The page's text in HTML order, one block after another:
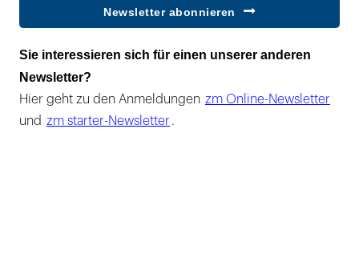
Newsletter abonnieren
Sie interessieren sich für einen unserer anderen
Newsletter?
Hier geht zu den Anmeldungen zm Online-Newsletter
und zm starter-Newsletter .